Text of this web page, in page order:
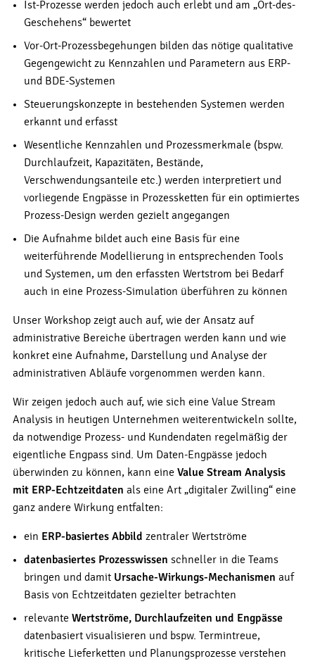
Ist-Prozesse werden jedoch auch erlebt und am „Ort-des-
Geschehens“ bewertet
Vor-Ort-Prozessbegehungen bilden das nötige qualitative
Gegengewicht zu Kennzahlen und Parametern aus ERP-
und BDE-Systemen
Steuerungskonzepte in bestehenden Systemen werden
erkannt und erfasst
Wesentliche Kennzahlen und Prozessmerkmale (bspw.
Durchlaufzeit, Kapazitäten, Bestände,
Verschwendungsanteile etc.) werden interpretiert und
vorliegende Engpässe in Prozessketten für ein optimiertes
Prozess-Design werden gezielt angegangen
Die Aufnahme bildet auch eine Basis für eine
weiterführende Modellierung in entsprechenden Tools
und Systemen, um den erfassten Wertstrom bei Bedarf
auch in eine Prozess-Simulation überführen zu können
Unser Workshop zeigt auch auf, wie der Ansatz auf
administrative Bereiche übertragen werden kann und wie
konkret eine Aufnahme, Darstellung und Analyse der
administrativen Abläufe vorgenommen werden kann.
Wir zeigen jedoch auch auf, wie sich eine Value Stream
Analysis in heutigen Unternehmen weiterentwickeln sollte,
da notwendige Prozess- und Kundendaten regelmäßig der
eigentliche Engpass sind. Um Daten-Engpässe jedoch
überwinden zu können, kann eine Value Stream Analysis
mit ERP-Echtzeitdaten als eine Art „digitaler Zwilling“ eine
ganz andere Wirkung entfalten:
ein ERP-basiertes Abbild zentraler Wertströme
datenbasiertes Prozesswissen schneller in die Teams
bringen und damit Ursache-Wirkungs-Mechanismen auf
Basis von Echtzeitdaten gezielter betrachten
relevante Wertströme, Durchlaufzeiten und Engpässe
datenbasiert visualisieren und bspw. Termintreue,
kritische Lieferketten und Planungsprozesse verstehen